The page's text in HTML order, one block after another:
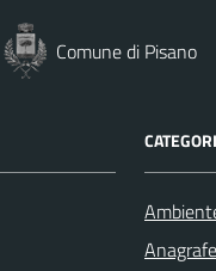
Comune di Pisano